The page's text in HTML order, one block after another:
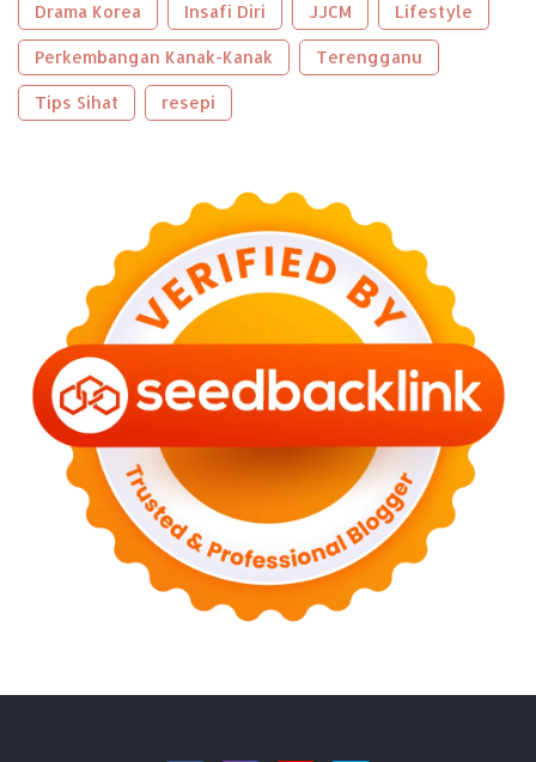
►2023 (56)
►December 2023(2)
►October 2023 (2)
►September 2023(5)
►August 2023(9)
(6)
February 2023
(6)
January 2023 (13)
2022
December 2022 (6)
September 2022
►
August 2022(11)
►
July 2022 (7)
►June 2022
April 2022 (4)
March 2022(2)
February 2022
January 2022
(2)
(82)
December 2021(9)
(4)
►August 2021(2)
Drama Korea Insafi Diri JJCM Lifestyle
Perkembangan Kanak-Kanak Terengganu
Tips Sihat resepi